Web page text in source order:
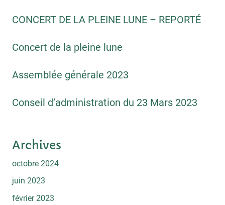
CONCERT DE LA PLEINE LUNE – REPORTÉ
Concert de la pleine lune
Assemblée générale 2023
Conseil d’administration du 23 Mars 2023
Archives
octobre 2024
juin 2023
février 2023